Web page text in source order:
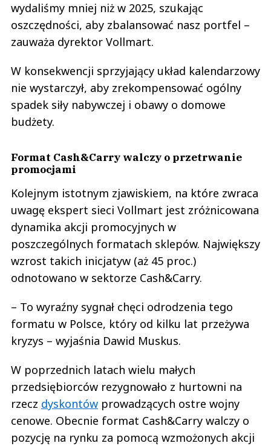
wydaliśmy mniej niż w 2025, szukając
oszczędności, aby zbalansować nasz portfel –
zauważa dyrektor Vollmart.
W konsekwencji sprzyjający układ kalendarzowy
nie wystarczył, aby zrekompensować ogólny
spadek siły nabywczej i obawy o domowe
budżety.
Format Cash&Carry walczy o przetrwanie
promocjami
Kolejnym istotnym zjawiskiem, na które zwraca
uwagę ekspert sieci Vollmart jest zróżnicowana
dynamika akcji promocyjnych w
poszczególnych formatach sklepów. Największy
wzrost takich inicjatyw (aż 45 proc.)
odnotowano w sektorze Cash&Carry.
– To wyraźny sygnał chęci odrodzenia tego
formatu w Polsce, który od kilku lat przeżywa
kryzys – wyjaśnia Dawid Muskus.
W poprzednich latach wielu małych
przedsiębiorców rezygnowało z hurtowni na
rzecz dyskontów prowadzących ostre wojny
cenowe. Obecnie format Cash&Carry walczy o
pozycję na rynku za pomocą wzmożonych akcji